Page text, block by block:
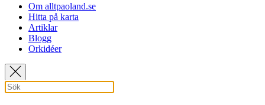
Om alltpaoland.se
Hitta på karta
Artiklar
Blogg
Orkidéer